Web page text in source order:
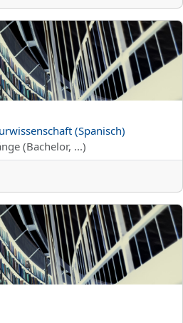
(Spanisch)
(Spanisch)
(Bachelor, ...)